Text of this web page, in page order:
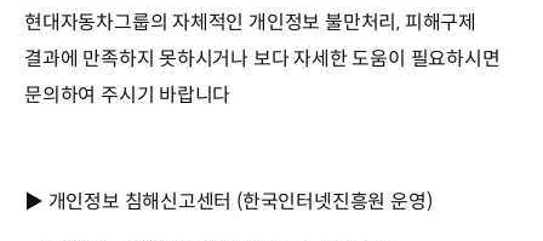
현대자동차그룹의 자체적인 개인정보 불만처리, 피해구제
결과에 만족하지 못하시거나 보다 자세한 도움이 필요하시면
문의하여 주시기 바랍니다
▶ 개인정보 침해신고센터 (한국인터넷진흥원 운영)